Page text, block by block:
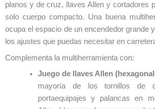
planos y de cruz, llaves Allen y cortadores
solo cuerpo compacto. Una buena
ocupa el espacio de un encendedor grande
los ajustes que puedas necesitar en
Complementa la multiherramienta con:
Juego de llaves Allen
mayoría de los tornillos de
portaequipajes y palancas en